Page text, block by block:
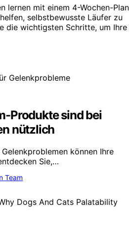
lernen mit einem 4-Wochen-Plan
selbstbewusste Läufer zu
die wichtigsten Schritte, um Ihre
Produkte sind bei
nützlich
können Ihre
Sie,…
Team